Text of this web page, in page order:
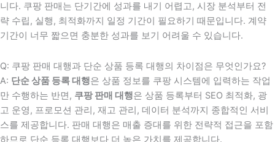
니다. 쿠팡 판매는 단기간에 성과를 내기 어렵고, 시장 분석부터 전
략 수립, 실행, 최적화까지 일정 기간이 필요하기 때문입니다. 계약
기간이 너무 짧으면 충분한 성과를 보기 어려울 수 있습니다.
Q: 쿠팡 판매 대행과 단순 상품 등록 대행의 차이점은 무엇인가요?
A: 단순 상품 등록 대행은 상품 정보를 쿠팡 시스템에 입력하는 작업
만 수행하는 반면, 쿠팡 판매 대행은 상품 등록부터 SEO 최적화, 광
고 운영, 프로모션 관리, 재고 관리, 데이터 분석까지 종합적인 서비
스를 제공합니다. 판매 대행은 매출 증대를 위한 전략적 접근을 포함
하므로 단순 등록 대행보다 더 높은 가치를 제공합니다.